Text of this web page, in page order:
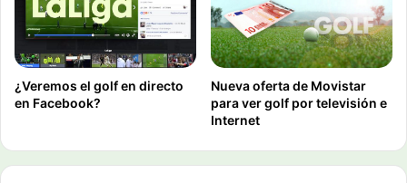
¿Veremos el golf en directo
en Facebook?
Nueva oferta de Movistar
para ver golf por televisión e
Internet